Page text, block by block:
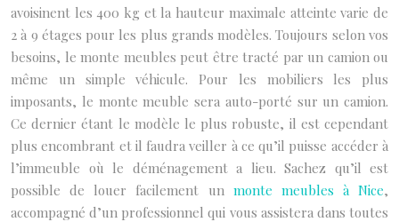
avoisinent les 400 kg et la hauteur maximale atteinte varie de
2 à 9 étages pour les plus grands modèles. Toujours selon vos
besoins, le monte meubles peut être tracté par un camion ou
même un simple véhicule. Pour les mobiliers les plus
imposants, le monte meuble sera auto-porté sur un camion.
Ce dernier étant le modèle le plus robuste, il est cependant
plus encombrant et il faudra veiller à ce qu’il puisse accéder à
l’immeuble où le déménagement a lieu. Sachez qu’il est
possible de louer facilement un monte meubles à Nice,
accompagné d’un professionnel qui vous assistera dans toutes